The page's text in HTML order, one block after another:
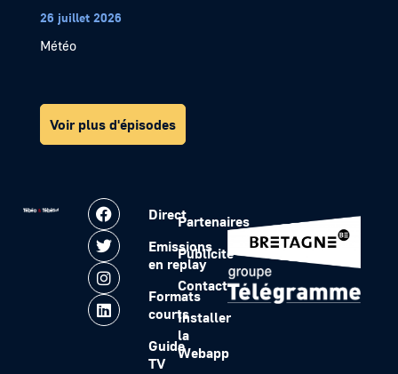
26 juillet 2026
Météo
Voir plus d'épisodes
Direct
Emissions
en replay
Formats
courts
Guide
TV
Partenaires
Publicité
Contact
Installer
la
Webapp